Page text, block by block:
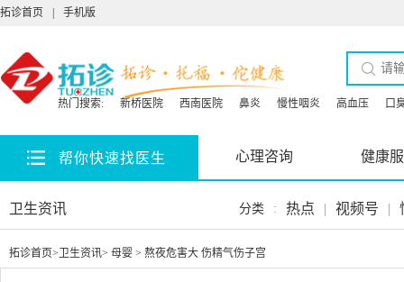
拓诊首页 手机版
热门搜索: 新桥医院 西南医院 鼻炎 慢性咽炎 高血压 口
帮你快速找医生 心理咨询 健康
卫生资讯 分类 : 热点 | 视频号 |
拓诊首页> 卫生资讯> 母婴 > 熬夜危害大 伤精气伤子宫